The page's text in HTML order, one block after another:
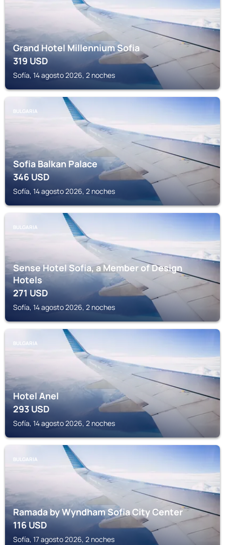
Grand Hotel Millennium Sofia
319USD
Sofía, 14 agosto 2026, 2 noches
BULGARIA
Sofia Balkan Palace
346USD
Sofía, 14 agosto 2026, 2 noches
BULGARIA
Sense Hotel Sofia, a Member of Design
Hotels
271USD
Sofía, 14 agosto 2026, 2 noches
BULGARIA
Hotel Anel
293USD
Sofía, 14 agosto 2026, 2 noches
BULGARIA
Ramada by Wyndham Sofia City Center
116USD
Sofía, 17 agosto 2026, 2 noches